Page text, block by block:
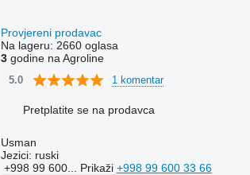
Provjereni prodavac
Na lageru: 2660 oglasa
3godine na Agroline
5.0 1 komentar
Pretplatite se na prodavca
Usman
Jezici: ruski
+998 99 600... Prikaži +998 99 600 33 66